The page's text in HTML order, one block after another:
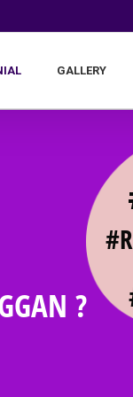
GALLERY
?